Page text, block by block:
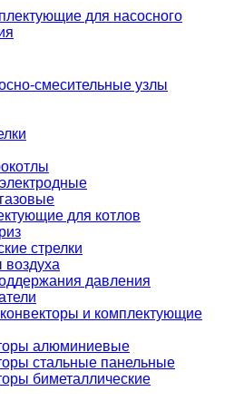
для насосного
смесительные узлы
для котлов
стрелки
давления
и комплектующие
алюминиевые
стальные панельные
биметаллические